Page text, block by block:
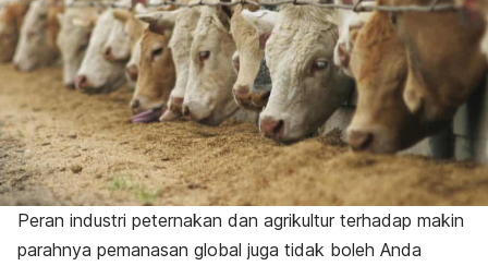
Peran industri peternakan dan agrikultur terhadap makin
parahnya pemanasan global juga tidak boleh Anda